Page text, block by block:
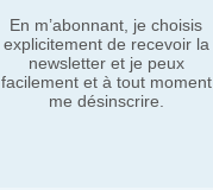
En m’abonnant, je choisis
explicitement de recevoir la
newsletter et je peux
facilement et à tout moment
me désinscrire.